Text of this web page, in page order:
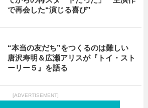
で再会した“演じる喜び”
“本当の友だち”をつくるのは難しい
唐沢寿明＆広瀬アリスが『トイ・スト
ーリー５』を語る
[ADVERTISEMENT]